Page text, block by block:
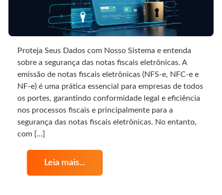
Proteja Seus Dados com Nosso Sistema e entenda
sobre a segurança das notas fiscais eletrônicas. A
emissão de notas fiscais eletrônicas (NFS-e, NFC-e e
NF-e) é uma prática essencial para empresas de todos
os portes, garantindo conformidade legal e eficiência
nos processos fiscais e principalmente para a
segurança das notas fiscais eletrônicas. No entanto,
com […]
Leia mais...